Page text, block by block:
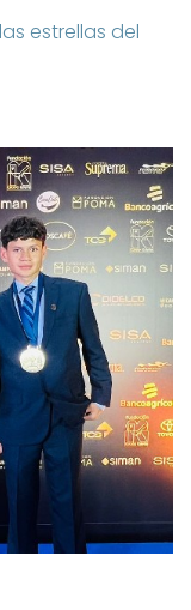
estrellas del